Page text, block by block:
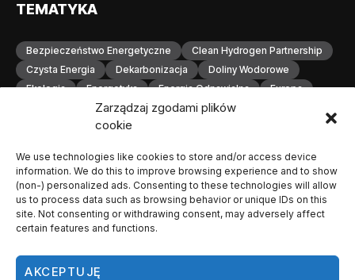
Zarządzaj zgodami plików
cookie
We use technologies like cookies to store and/or access device
information. We do this to improve browsing experience and to show
(non-) personalized ads. Consenting to these technologies will allow
us to process data such as browsing behavior or unique IDs on this
site. Not consenting or withdrawing consent, may adversely affect
certain features and functions.
AKCEPTUJĘ
TEMATYKA
Bezpieczeństwo Energetyczne
Clean Hydrogen Partnership
Czysta Energia
Dekarbonizacja
Doliny Wodorowe
Ekologia
Energetyka Energia Odnawialna
Europa
Gospodarka Wodorowa
H2
Hydrogen Europe
Infrastruktura Wodorowa
Magazynowanie Energii
Magazynowanie Wodoru
Małopolska
Neutralność Klimatyczna
Odnawialne Źródła Energii
Ogniwa Paliwowe
Orlen
OZE
Polska Produkcja Wodoru
Przemysł